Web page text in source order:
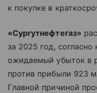
к покупке в
«Сургутнефтегаз»
за 2025 год,
ожидаемый убыток в
против прибыли 923
Главной причиной